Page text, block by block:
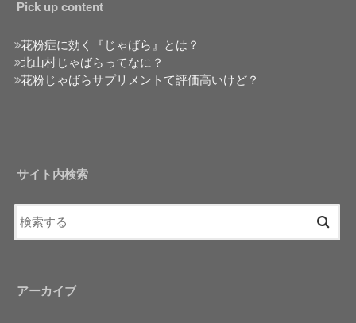
Pick up content
花粉症に効く『じゃばら』とは？
北山村じゃばらってなに？
花粉じゃばらサプリメントて評価高いけど？
サイト内検索
アーカイブ